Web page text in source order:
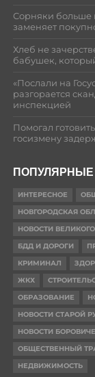
Сорняки больше
заменяет
Хлеб не
бабушек,
«Послали на
разгорается
инспекцией
Помогал
госизмену
ПОПУЛЯРНЫЕ
ИНТЕРЕСНОЕ
НОВГОРОДСКАЯ
НОВОСТИ
БДД И ДОРОГИ
КРИМИНАЛ
ЖКХ
ОБРАЗОВАНИЕ
НОВОСТИ СТАРОЙ
НОВОСТИ
ОБЩЕСТВЕННЫЙ
НЕДВИЖИМОСТЬ